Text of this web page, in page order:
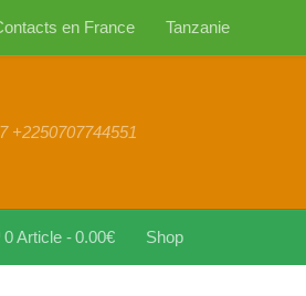
en France Tanzanie
+2250707744551
0 Article 0.00€ Shop